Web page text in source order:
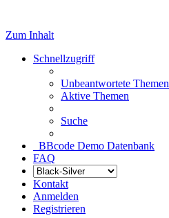
Zum Inhalt
Schnellzugriff
Unbeantwortete Themen
Aktive Themen
Suche
BBcode Demo Datenbank
FAQ
Kontakt
Anmelden
Registrieren